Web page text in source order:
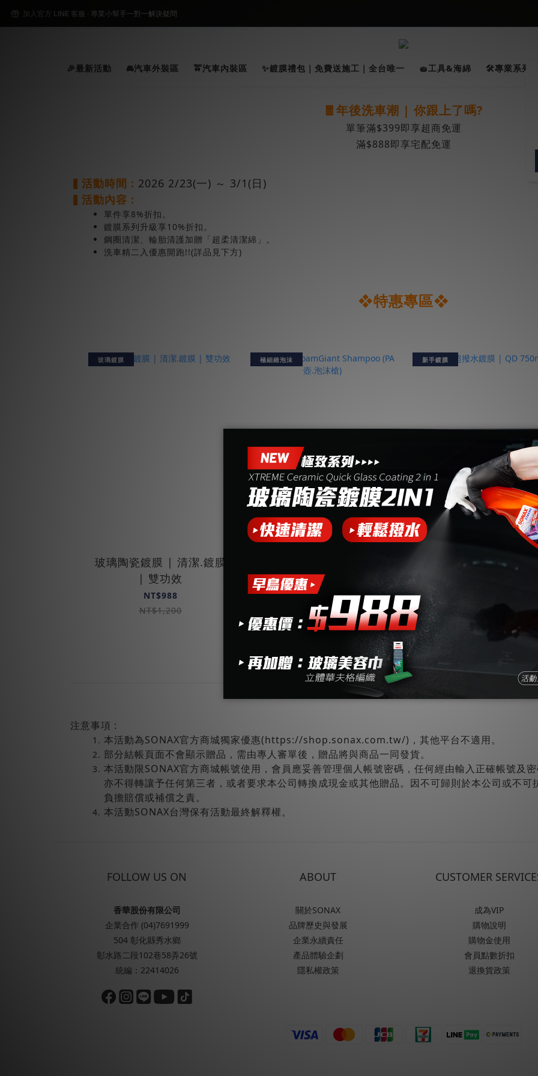
2026車友推薦新車鍍膜１００% 成功的秘訣，全靠這組😎　 ( 查看鍍膜攻
🎉最新活動 🚘汽車外裝區 🚖汽車內裝區 ✨鍍膜禮包｜免費送施工｜全台唯一 🧽工具&海綿 🛠️專業系列
加入官方 LINE 客服 · 專業小幫手一對一解決疑問
🧧年後洗車潮 | 你跟上了嗎?
單筆滿$399即享超商免運
滿$888即享宅配免運
▍活動時間 : 2026 2/23(一) ～ 3/1(日)
▍ 活動內容 :
單件享8%折扣。
鍍膜系列升級享10%折扣。
鋼圈清潔、輪胎清護加贈「超柔清潔綿」。
洗車精二入優惠開跑!!(詳品見下方)
❖特惠專區❖
玻璃鍍膜
玻璃陶瓷鍍膜 | 清潔.鍍膜
| 雙功效
NT$988
NT$1,200
極細緻泡沫
Shampoo (PA壺.泡沫槍)
NT$788
NT$850
新手鍍膜
BSD 超撥水鍍膜 |
NT$1,300
注意事項 :
本活動為SONAX官方商城獨家優惠(https://shop.sonax.com.tw/)，其他平台不適用。
部分結帳頁面不會顯示贈品，需由專人審單後，贈品將與商品一同發貨。
本活動限SONAX官方商城帳號使用，會員應妥善管理個人帳號密碼，任何經由輸入正確帳號及
亦不得轉讓予任何第三者，或者要求本公司轉換成現金或其他贈品。因不可歸則於本公司或不
負擔賠償或補償之責。
本活動SONAX台灣保有活動最終解釋權。
FOLLOW US ON
香華股份有限公司
企業合作 (04)7691999
504 彰化縣秀水鄉
彰水路二段102巷58弄26號
統編：22414026
ABOUT
關於SONAX
品牌歷史與發展
企業永續責任
產品體驗企劃
隱私權政策
CUSTOMER
成為VIP
購物說明
購物金使用
會員點數折扣
退換貨政策